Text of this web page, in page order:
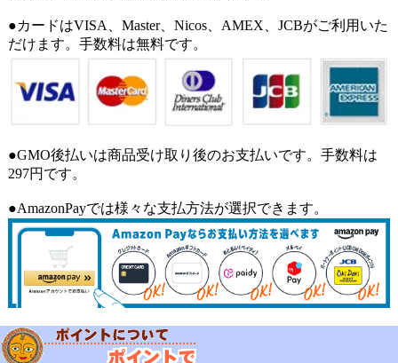
●カードはVISA、Master、Nicos、AMEX、JCBがご利用いた
だけます。手数料は無料です。
●GMO後払いは商品受け取り後のお支払いです。手数料は
297円です。
●AmazonPayでは様々な支払方法が選択できます。